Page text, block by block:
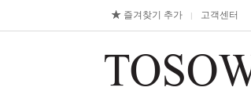
즐겨찾기 추가 | 고객센터